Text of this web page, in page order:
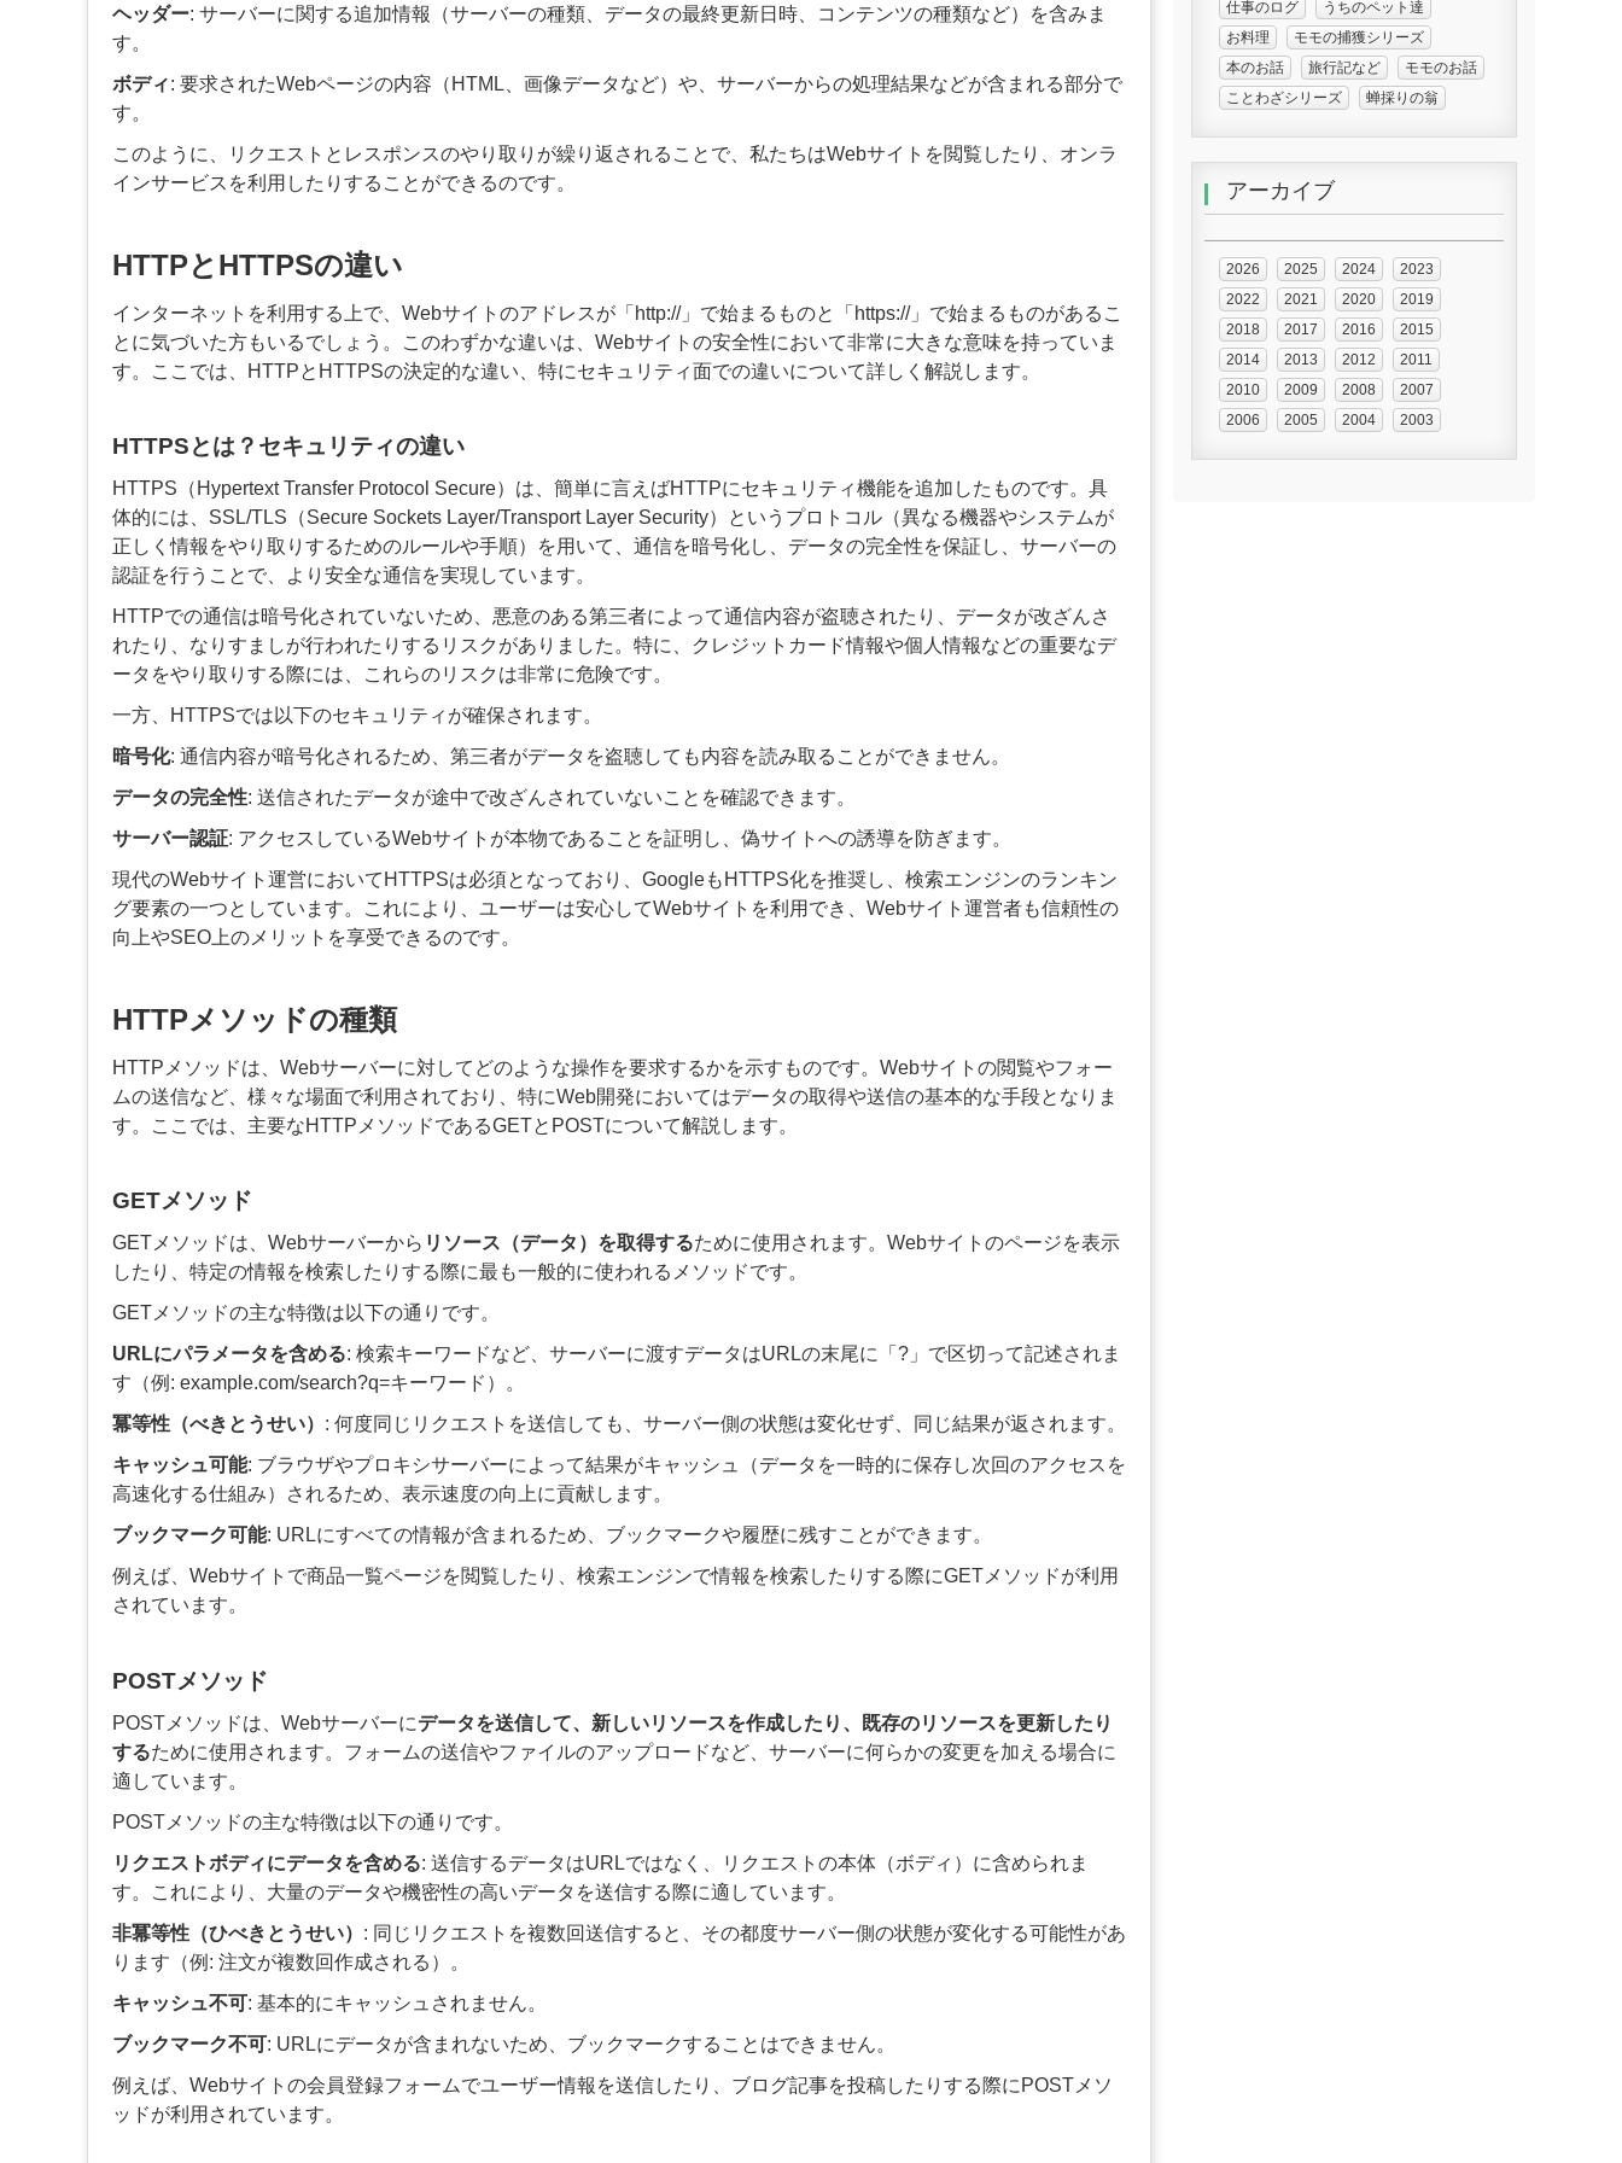
ヘッダー: サーバーに関する追加情報（サーバーの種類、データの最終更新日時、コンテンツの種類など）を含みま
す。
ボディ: 要求されたWebページの内容（HTML、画像データなど）や、サーバーからの処理結果などが含まれる部分で
す。
このように、リクエストとレスポンスのやり取りが繰り返されることで、私たちはWebサイトを閲覧したり、オンラ
インサービスを利用したりすることができるのです。
HTTPとHTTPSの違い
インターネットを利用する上で、Webサイトのアドレスが「http://」で始まるものと「https://」で始まるものがあるこ
とに気づいた方もいるでしょう。このわずかな違いは、Webサイトの安全性において非常に大きな意味を持っていま
す。ここでは、HTTPとHTTPSの決定的な違い、特にセキュリティ面での違いについて詳しく解説します。
HTTPSとは？セキュリティの違い
HTTPS（Hypertext Transfer Protocol Secure）は、簡単に言えばHTTPにセキュリティ機能を追加したものです。具
体的には、SSL/TLS（Secure Sockets Layer/Transport Layer Security）というプロトコル（異なる機器やシステムが
正しく情報をやり取りするためのルールや手順）を用いて、通信を暗号化し、データの完全性を保証し、サーバーの
認証を行うことで、より安全な通信を実現しています。
HTTPでの通信は暗号化されていないため、悪意のある第三者によって通信内容が盗聴されたり、データが改ざんさ
れたり、なりすましが行われたりするリスクがありました。特に、クレジットカード情報や個人情報などの重要なデ
ータをやり取りする際には、これらのリスクは非常に危険です。
一方、HTTPSでは以下のセキュリティが確保されます。
暗号化: 通信内容が暗号化されるため、第三者がデータを盗聴しても内容を読み取ることができません。
データの完全性: 送信されたデータが途中で改ざんされていないことを確認できます。
サーバー認証: アクセスしているWebサイトが本物であることを証明し、偽サイトへの誘導を防ぎます。
現代のWebサイト運営においてHTTPSは必須となっており、GoogleもHTTPS化を推奨し、検索エンジンのランキン
グ要素の一つとしています。これにより、ユーザーは安心してWebサイトを利用でき、Webサイト運営者も信頼性の
向上やSEO上のメリットを享受できるのです。
HTTPメソッドの種類
HTTPメソッドは、Webサーバーに対してどのような操作を要求するかを示すものです。Webサイトの閲覧やフォー
ムの送信など、様々な場面で利用されており、特にWeb開発においてはデータの取得や送信の基本的な手段となりま
す。ここでは、主要なHTTPメソッドであるGETとPOSTについて解説します。
GETメソッド
GETメソッドは、Webサーバーから リソース（データ）を取得するために使用されます。Webサイトのページを表示
したり、特定の情報を検索したりする際に最も一般的に使われるメソッドです。
GETメソッドの主な特徴は以下の通りです。
URLにパラメータを含める: 検索キーワードなど、サーバーに渡すデータはURLの末尾に「 ? 」で区切って記述されま
す（例: example.com/search?q=キーワード ）。
冪等性（べきとうせい） : 何度同じリクエストを送信しても、サーバー側の状態は変化せず、同じ結果が返されます。
キャッシュ可能: ブラウザやプロキシサーバーによって結果がキャッシュ（データを一時的に保存し次回のアクセスを
高速化する仕組み）されるため、表示速度の向上に貢献します。
ブックマーク可能: URLにすべての情報が含まれるため、ブックマークや履歴に残すことができます。
例えば、Webサイトで商品一覧ページを閲覧したり、検索エンジンで情報を検索したりする際にGETメソッドが利用
されています。
POSTメソッド
POSTメソッドは、Webサーバーにデータを送信して、新しいリソースを作成したり、既存のリソースを更新したり
するために使用されます。フォームの送信やファイルのアップロードなど、サーバーに何らかの変更を加える場合に
適しています。
POSTメソッドの主な特徴は以下の通りです。
リクエストボディにデータを含める: 送信するデータはURLではなく、リクエストの本体（ボディ）に含められま
す。これにより、大量のデータや機密性の高いデータを送信する際に適しています。
非冪等性（ひべきとうせい） : 同じリクエストを複数回送信すると、その都度サーバー側の状態が変化する可能性があ
ります（例: 注文が複数回作成される）。
キャッシュ不可: 基本的にキャッシュされません。
ブックマーク不可: URLにデータが含まれないため、ブックマークすることはできません。
例えば、Webサイトの会員登録フォームでユーザー情報を送信したり、ブログ記事を投稿したりする際にPOSTメソ
ッドが利用されています。
仕事のログ
うちのペット達
お料理
モモの捕獲シリーズ
本のお話
旅行記など
モモのお話
ことわざシリーズ
蝉採りの翁
アーカイブ
2026 2025 2024
2023
2022
2021 2020
2019
2018
2017 2016
2015
2014
2013 2012
2011
2010
2009 2008
2007
2006
2005 2004 2003